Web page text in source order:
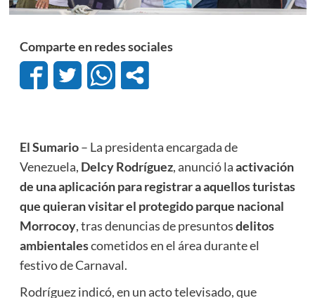
Comparte en redes sociales
El Sumario– La presidenta encargada de
Venezuela, Delcy Rodríguez, anunció laactivación
de una aplicación para registrar a aquellos turistas
que quieran visitar el protegido parque nacional
Morrocoy, tras denuncias de presuntosdelitos
ambientalescometidos en el área durante el
festivo de Carnaval.
Rodríguez indicó, en un acto televisado, que